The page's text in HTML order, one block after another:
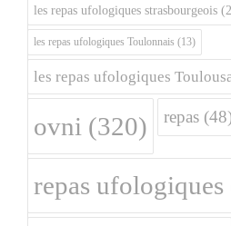
les repas ufologiques strasbourgeois
les repas ufologiques Toulonnais (13)
les repas ufologiques
ovni (320) repas
repas ufologiques